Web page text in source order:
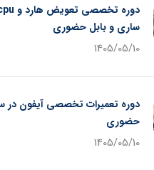
ساری و بابل حضوری
1405/05/10
دوره تعمیرات تخصصی آیفون در
حضوری
1405/05/10